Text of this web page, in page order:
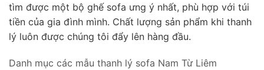
tìm được một bộ ghế sofa ưng ý nhất, phù hợp với túi
tiền của gia đình mình. Chất lượng sản phẩm khi thanh
lý luôn được chúng tôi đẩy lên hàng đầu.
Danh mục các mẫu thanh lý sofa Nam Từ Liêm